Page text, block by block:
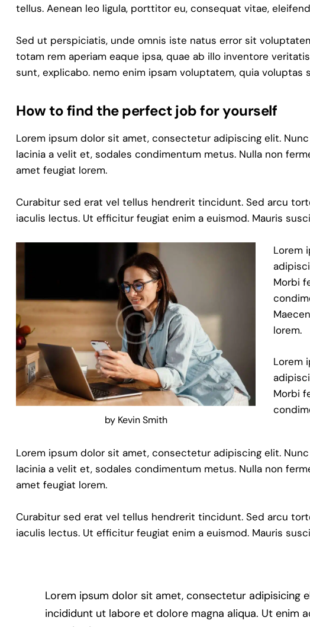
tellus. Aenean leo ligula, porttitor eu, consequat vitae,
Sed ut perspiciatis, unde omnis iste natus error sit
totam rem aperiam eaque ipsa, quae ab illo inventore
sunt, explicabo. nemo enim ipsam voluptatem, quia voluptas
How to find the perfect job for yourself
Lorem ipsum dolor sit amet, consectetur adipiscing elit.
lacinia a velit et, sodales condimentum metus. Nulla non
amet feugiat lorem.
Curabitur sed erat vel tellus hendrerit tincidunt. Sed arcu
iaculis lectus. Ut efficitur feugiat enim a euismod. Mauris
by Kevin Smith
Lorem
Morbi
lorem.
Lorem
Morbi
Lorem ipsum dolor sit amet, consectetur adipiscing elit.
lacinia a velit et, sodales condimentum metus. Nulla non
amet feugiat lorem.
Curabitur sed erat vel tellus hendrerit tincidunt. Sed arcu
iaculis lectus. Ut efficitur feugiat enim a euismod. Mauris
Lorem ipsum dolor sit amet, consectetur adipisicing
incididunt ut labore et dolore magna aliqua. Ut enim